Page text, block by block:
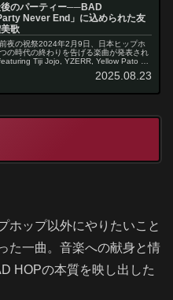
後のパーティー──BAD
Never End」に込められた友
歌
夜の祝祭2024年2月9日、日本ヒップホ
の時代の終わりを告げる楽曲が発表され
Tiji Jojo, YZERR, Yellow Pato &
2025.08.23
ホップ以外にやりたいこと
た一曲。音楽への献身と情
HOPの本質を映し出した